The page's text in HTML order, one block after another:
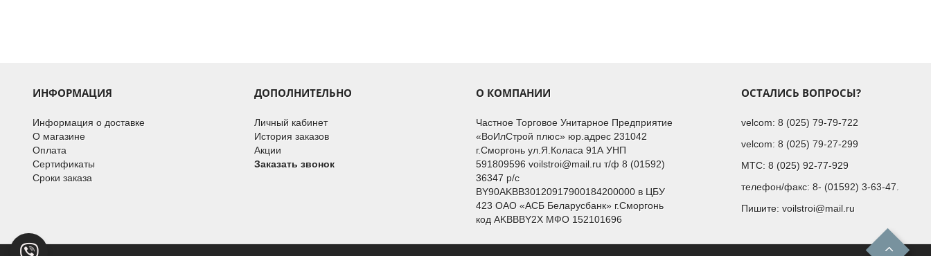
ИНФОРМАЦИЯ
Информация о доставке
О магазине
Оплата
Сертификаты
Сроки заказа
ДОПОЛНИТЕЛЬНО
Личный кабинет
История заказов
Акции
Заказать звонок
О КОМПАНИИ
Частное Торговое Унитарное Предприятие
«ВоИлСтрой плюс» юр.адрес 231042
г.Сморгонь ул.Я.Коласа 91А УНП
591809596 voilstroi@mail.ru т/ф 8 (01592)
36347 р/с
BY90AKBB30120917900184200000 в ЦБУ
423 ОАО «АСБ Беларусбанк» г.Сморгонь
код AKBBBY2Х МФО 152101696
ОСТАЛИСЬ ВОПРОСЫ?
velcom: 8 (025) 79-79-722
velcom: 8 (025) 79-27-299
МТС: 8 (025) 92-77-929
телефон/факс: 8- (01592) 3-63-47.
Пишите: voilstroi@mail.ru